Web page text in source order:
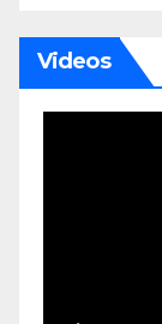
Videos